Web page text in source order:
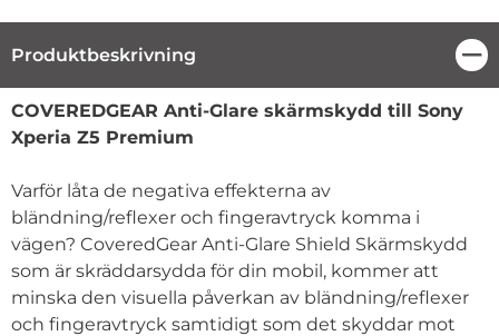
Produktbeskrivning
Produktbeskrivning
COVEREDGEAR Anti-Glare skärmskydd till Sony
Xperia Z5 Premium
Varför låta de negativa effekterna av
bländning/reflexer och fingeravtryck komma i
vägen? CoveredGear Anti-Glare Shield Skärmskydd
som är skräddarsydda för din mobil, kommer att
minska den visuella påverkan av bländning/reflexer
och fingeravtryck samtidigt som det skyddar mot